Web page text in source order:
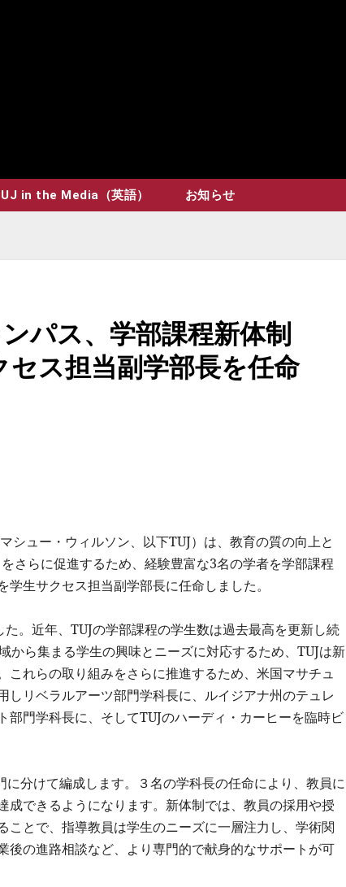
in the Media（英語） お知らせ
パス、学部課程新体制
ス担当副学部長を任命
シュー・ウィルソン、以下TUJ）は、教育の質の向上と
さらに促進するため、経験豊富な3名の学者を学部課程
生サクセス担当副学部長に任命しました。
。近年、TUJの学部課程の学生数は過去最高を更新し続
ら集まる学生の興味とニーズに対応するため、TUJは新
れらの取り組みをさらに推進するため、米国マサチュ
リベラルアーツ部門学科長に、ルイジアナ州のテュレ
門学科長に、そしてTUJのハーディ・カーヒーを臨時ビ
分けて編成します。３名の学科長の任命により、教員に
できるようになります。新体制では、教員の採用や授
とで、指導教員は学生のニーズに一層注力し、学術関
の進路相談など、より専門的で献身的なサポートが可